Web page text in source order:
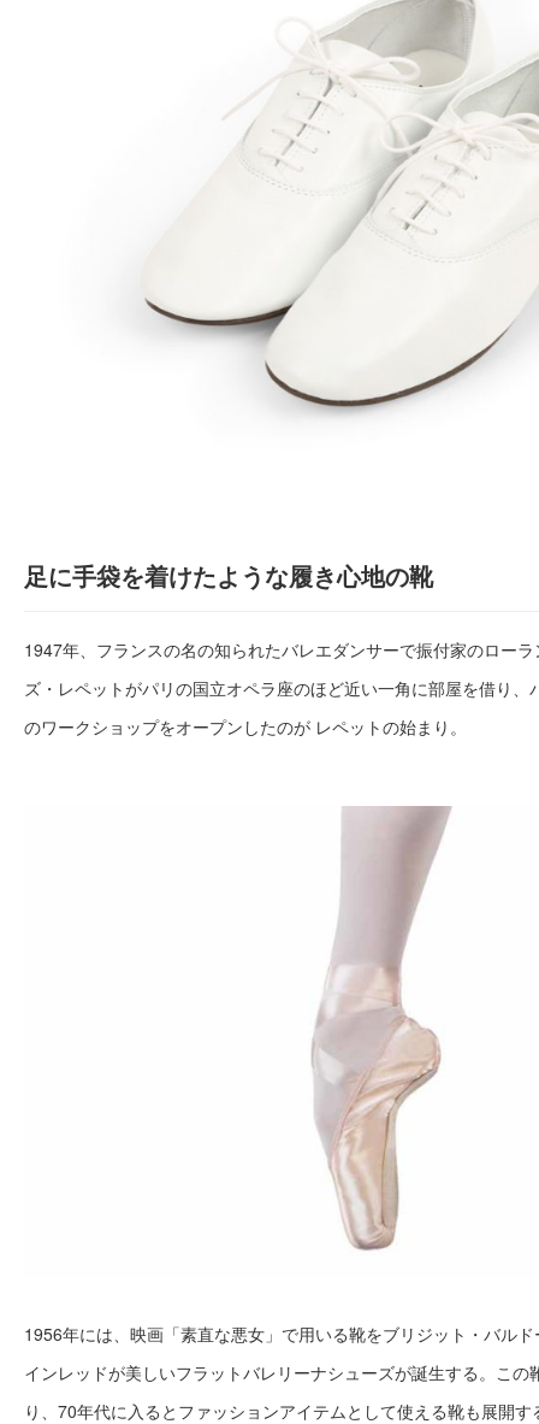
足に手袋を着けたような履き心地の靴
1947年、フランスの名の知られたバレエダンサーで振付家のロー
ズ・レペットがパリの国立オペラ座のほど近い一角に部屋を借り、
のワークショップをオープンしたのが レペットの始まり。
1956年には、映画「素直な悪女」で用いる靴をブリジット・バル
インレッドが美しいフラットバレリーナシューズが誕生する。この
り、70年代に入るとファッションアイテムとして使える靴も展開